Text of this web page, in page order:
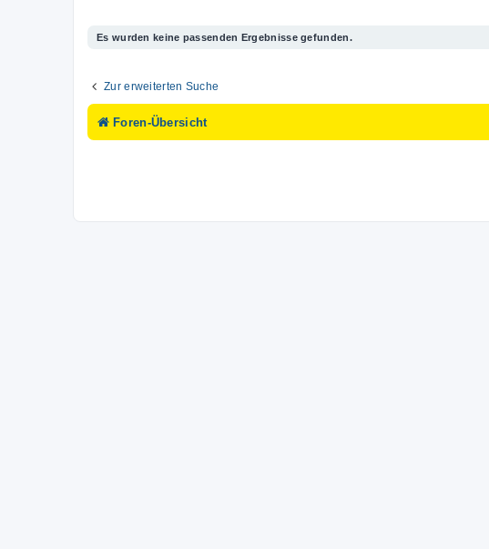
Es wurden keine passenden Ergebnisse gefunden.
Zur erweiterten Suche
Foren-Übersicht